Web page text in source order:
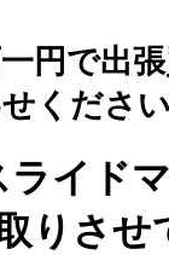
円で出
くださ
ライド
りさ